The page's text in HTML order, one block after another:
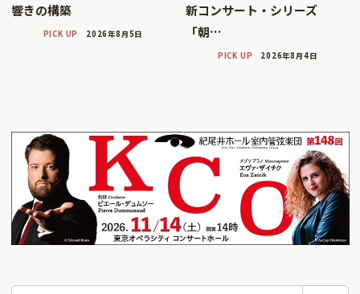
響きの構築
PICK UP 2026年8月5日
新コンサート・シリーズ
「朝…
PICK UP 2026年8月4日